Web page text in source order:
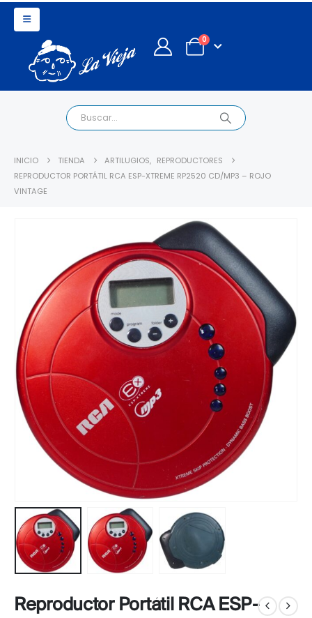
0
INICIO TIENDA ARTILUGIOS, REPRODUCTORES
REPRODUCTOR PORTÁTIL RCA ESP-XTREME RP2520 CD/MP3 – ROJO
VINTAGE
Reproductor Portátil RCA ESP-